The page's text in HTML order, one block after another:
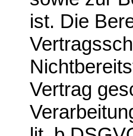
ist. Die
Vertrag